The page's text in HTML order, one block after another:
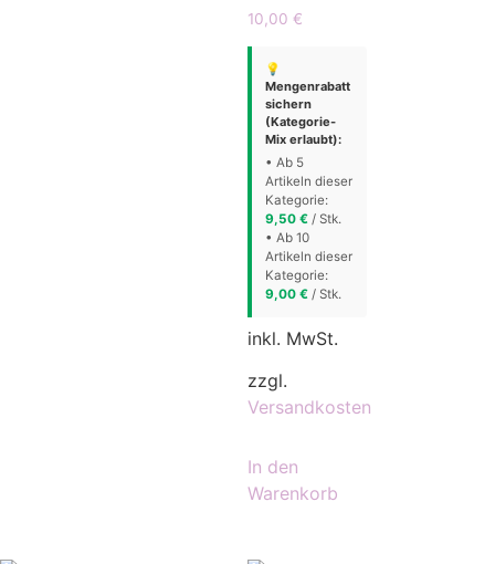
10,00 €
💡
Mengenrabatt
sichern
(Kategorie-
Mix erlaubt):
• Ab 5
Artikeln dieser
Kategorie:
9,50 € / Stk.
• Ab 10
Artikeln dieser
Kategorie:
9,00 € / Stk.
inkl. MwSt.
zzgl.
Versandkosten
In den
Warenkorb